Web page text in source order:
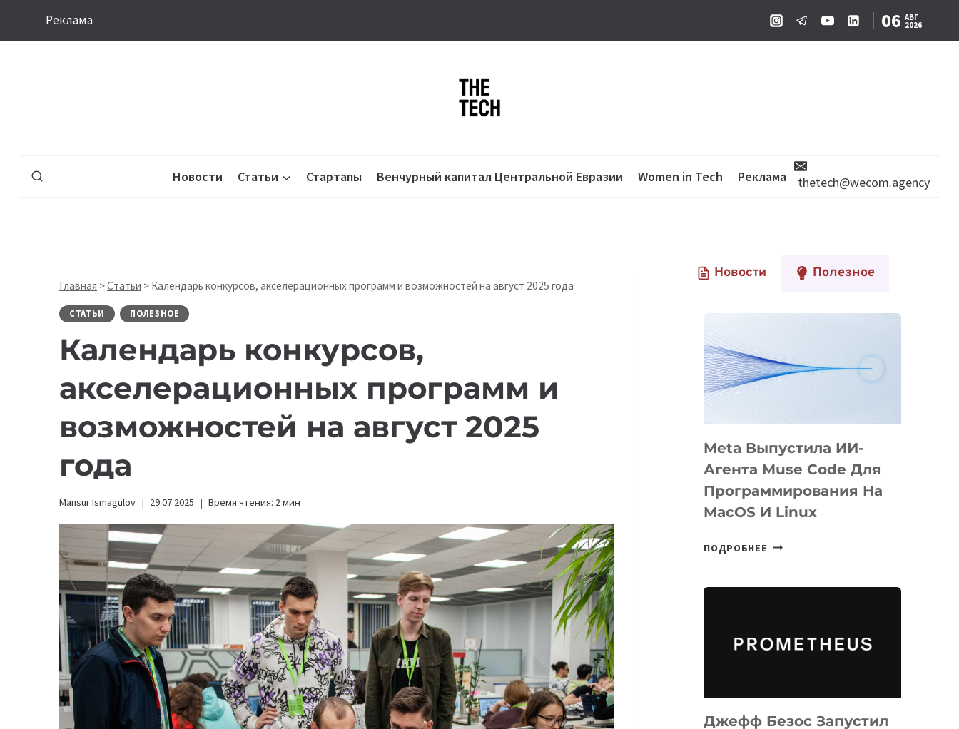
Реклама 06 АВГ
2026
Новости Статьи Стартапы Венчурный капитал Центральной Евразии Women in Tech Реклама thetech@wecom.agency
Главная >Статьи > Календарь конкурсов, акселерационных программ и возможностей на август 2025 года
СТАТЬИ ПОЛЕЗНОЕ
Календарь конкурсов,
акселерационных программ и
возможностей на август 2025
года
Mansur Ismagulov 29.07.2025 Время чтения: 2мин
Новости Полезное
Meta Выпустила ИИ-
Агента Muse Code Для
Программирования На
MacOS И Linux
ПОДРОБНЕЕ META
ДЛЯ
И
Джефф Безос Запустил